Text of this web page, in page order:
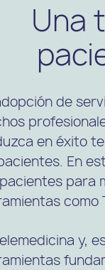
Una
de
en éxito
En
para
como
y,